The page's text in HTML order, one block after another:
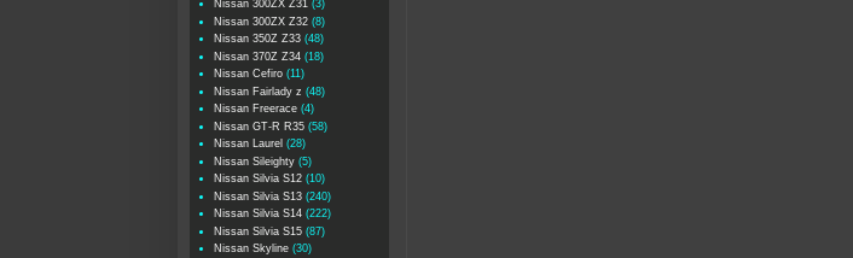
Nissan 300ZX Z31 (3)
Nissan 300ZX Z32 (8)
Nissan 350Z Z33 (48)
Nissan 370Z Z34 (18)
Nissan Cefiro (11)
Nissan Fairlady z (48)
Nissan Freerace (4)
Nissan GT-R R35 (58)
Nissan Laurel (28)
Nissan Sileighty (5)
Nissan Silvia S12 (10)
Nissan Silvia S13 (240)
Nissan Silvia S14 (222)
Nissan Silvia S15 (87)
Nissan Skyline (30)